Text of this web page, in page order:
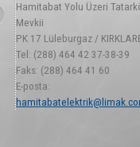
Hamitabat Yolu Üzeri
Mevkii
PK 17 Lüleburgaz /
Tel: (288) 464 42 37-38-39
Faks: (288) 464 41 60
E-posta: